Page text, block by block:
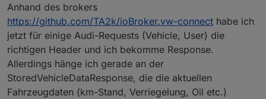
Anhand des brokers
https://github.com/TA2k/ioBroker.vw-connect habe ich
jetzt für einige Audi-Requests (Vehicle, User) die
richtigen Header und ich bekomme Response.
Allerdings hänge ich gerade an der
StoredVehicleDataResponse, die die aktuellen
Fahrzeugdaten (km-Stand, Verriegelung, Oil etc.)